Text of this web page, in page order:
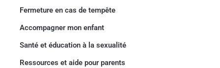
Fermeture en cas de tempête
Accompagner mon enfant
Santé et éducation à la sexualité
Ressources et aide pour parents